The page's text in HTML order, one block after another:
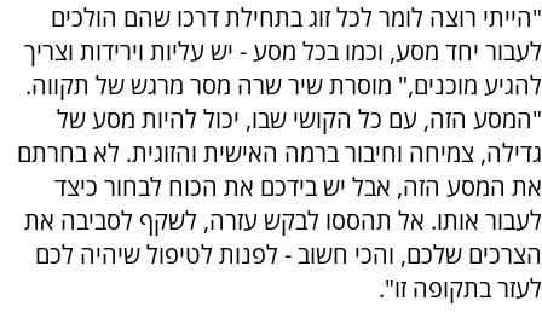
"הייתי רוצה לומר לכל זוג בתחילת דרכו שהם הולכים
לעבור יחד מסע, וכמו בכל מסע - יש עליות וירידות וצריך
להגיע מוכנים," מוסרת שיר שרה מסר מרגש של תקווה.
"המסע הזה, עם כל הקושי שבו, יכול להיות מסע של
גדילה, צמיחה וחיבור ברמה האישית והזוגית. לא בחרתם
את המסע הזה, אבל יש בידכם את הכוח לבחור כיצד
לעבור אותו. אל תהססו לבקש עזרה, לשקף לסביבה את
הצרכים שלכם, והכי חשוב - לפנות לטיפול שיהיה לכם
לעזר בתקופה זו".